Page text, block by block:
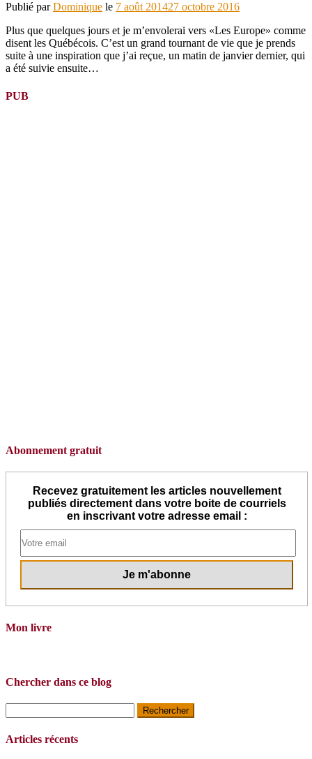
Publié parDominique le 7 août 201427 octobre 2016
Plus que quelques jours et je m’envolerai vers «Les Europe» comme
disent les Québécois. C’est un grand tournant de vie que je prends
suite à une inspiration que j’ai reçue, un matin de janvier dernier, qui
a été suivie ensuite…
PUB
Abonnement gratuit
Recevez gratuitement les articles nouvellement
publiés directement dans votre boite de courriels
en inscrivant votre adresse email :
Mon livre
Chercher dans ce blog
Articles récents